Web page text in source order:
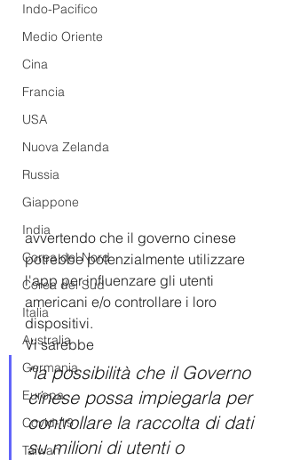
Indo-Pacifico
Medio Oriente
Cina
Francia
USA
Nuova Zelanda
Russia
Giappone
India
Corea del Nord
Corea del Sud
Italia
Australia
Germania
Europa
Covid-19
Taiwan
avvertendo che il governo cinese
potrebbe potenzialmente utilizzare
l'app per influenzare gli utenti
americani e/o controllare i loro
dispositivi.
Vi sarebbe
"la possibilità che il Governo
cinese possa impiegarla per
controllare la raccolta di dati
su milioni di utenti o